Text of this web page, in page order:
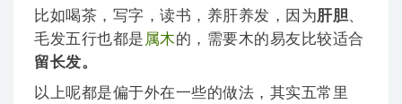
比如喝茶，写字，读书，养肝养发，因为肝胆、
毛发五行也都是属木的，需要木的易友比较适合
留长发。
以上呢都是偏于外在一些的做法，其实五常里